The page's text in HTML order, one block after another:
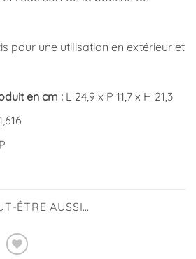
pour une utilisation en extérieur et
en cm : L 24,9 x P 11,7 x H 21,3
ÊTRE AUSSI…